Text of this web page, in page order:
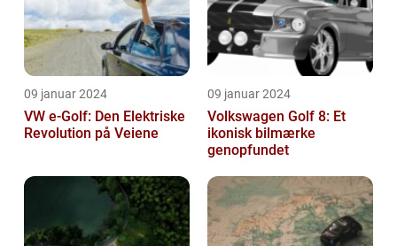
09 januar 2024
VW e-Golf: Den Elektriske
Revolution på Veiene
09 januar 2024
Volkswagen Golf 8: Et
ikonisk bilmærke
genopfundet